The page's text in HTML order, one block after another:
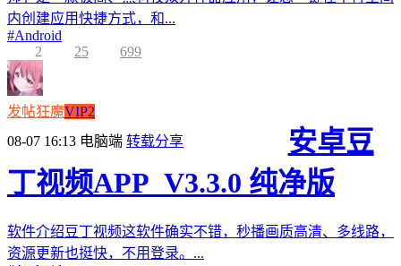
内创建应用快捷方式，和...
#Android
2
25 699
发帖狂魔VIP2
08-07 16:13 电脑端 转载分享
安卓豆
丁视频APP_V3.3.0 纯净版
软件介绍豆丁视频这软件确实不错，秒播画质高清、多线路，
资源更新也挺快，不用登录。...